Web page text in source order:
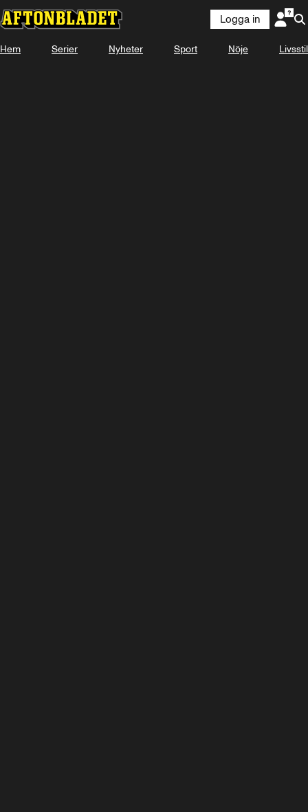
Logga in
Hem Serier Nyheter Sport Nöje Livsstil